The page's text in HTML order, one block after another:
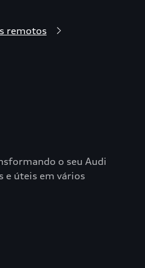
remotos
o seu Audi
e úteis em vários